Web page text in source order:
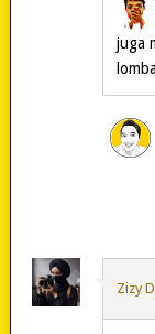
juga
Zizy